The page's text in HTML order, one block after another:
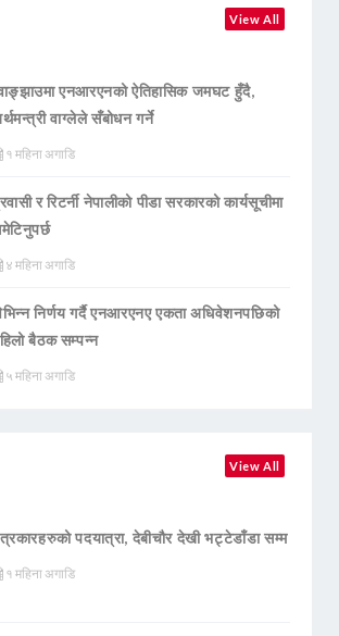
View All
एनआरएनको ऐतिहासिक जमघट हुँदै,
वाग्लेले सँबोधन गर्ने
१ महिना अगाडि
र रिटर्नी नेपालीको पीडा सरकारको कार्यसूचीमा
४ महिना अगाडि
निर्णय गर्दै एनआरएनए एकता अधिवेशनपछिको
बैठक सम्पन्न
५ महिना अगाडि
View All
पदयात्रा, देबीचौर देखी भट्टेडाँडा सम्म
१ महिना अगाडि